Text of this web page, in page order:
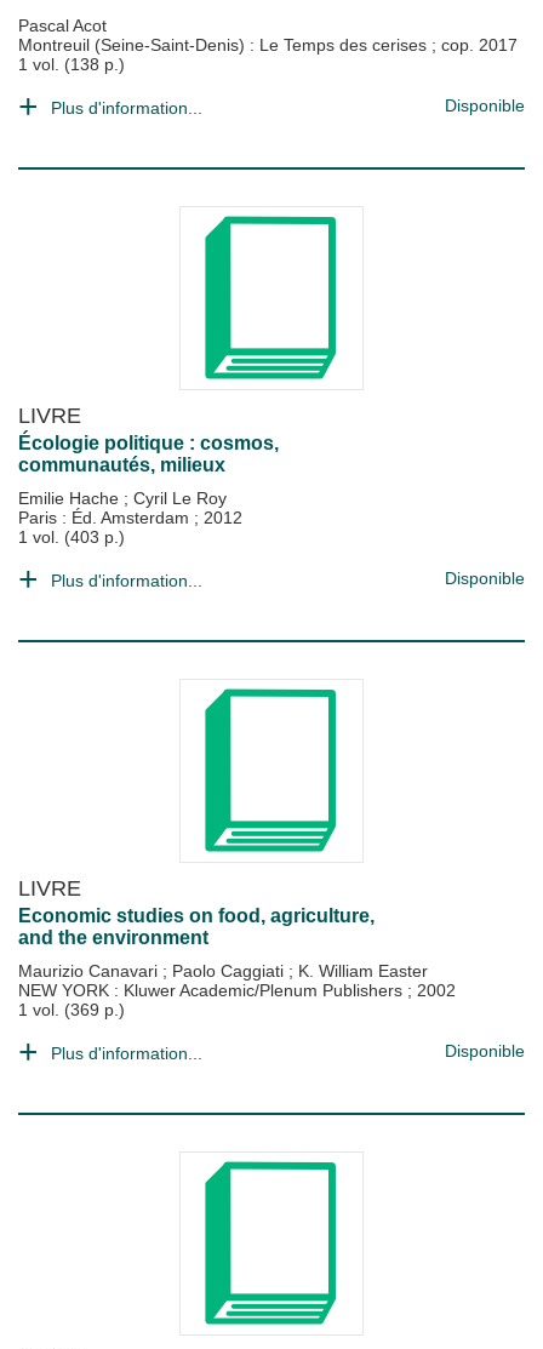
Pascal Acot
Montreuil (Seine-Saint-Denis) : Le Temps des cerises ; cop. 2017
1 vol. (138 p.)
Plus d'information... Disponible
LIVRE
Écologie politique : cosmos,
communautés, milieux
Emilie Hache ; Cyril Le Roy
Paris : Éd. Amsterdam ; 2012
1 vol. (403 p.)
Plus d'information... Disponible
LIVRE
Economic studies on food, agriculture,
and the environment
Maurizio Canavari ; Paolo Caggiati ; K. William Easter
NEW YORK : Kluwer Academic/Plenum Publishers ; 2002
1 vol. (369 p.)
Plus d'information... Disponible